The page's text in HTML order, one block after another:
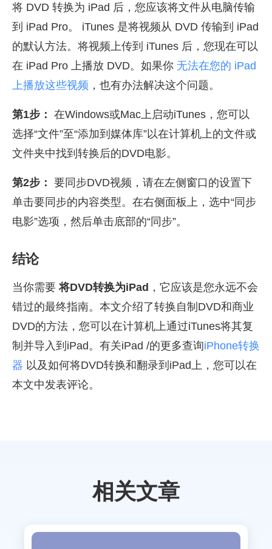
将 DVD 转换为 iPad 后，您应该将文件从电脑传输
到 iPad Pro。 iTunes 是将视频从 DVD 传输到 iPad
的默认方法。将视频上传到 iTunes 后，您现在可以
在 iPad Pro 上播放 DVD。如果你 无法在您的 iPad
上播放这些视频 ，也有办法解决这个问题。
第1步： 在Windows或Mac上启动iTunes，您可以
选择“文件”至“添加到媒体库”以在计算机上的文件或
文件夹中找到转换后的DVD电影。
第2步： 要同步DVD视频，请在左侧窗口的设置下
单击要同步的内容类型。在右侧面板上，选中“同步
电影”选项，然后单击底部的“同步”。
结论
当你需要 将DVD转换为iPad ，它应该是您永远不会
错过的最终指南。本文介绍了转换自制DVD和商业
DVD的方法，您可以在计算机上通过iTunes将其复
制并导入到iPad。有关iPad /的更多查询iPhone转换
器 以及如何将DVD转换和翻录到iPad上，您可以在
本文中发表评论。
相关文章